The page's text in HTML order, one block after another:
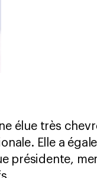
élue très
Elle a
présidente,